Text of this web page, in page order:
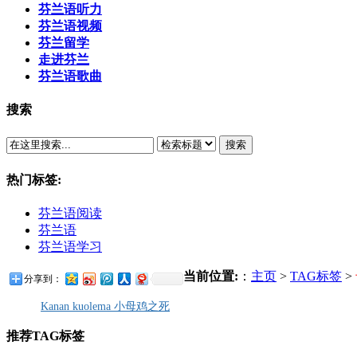
芬兰语听力
芬兰语视频
芬兰留学
走进芬兰
芬兰语歌曲
搜索
搜索
热门标签:
芬兰语阅读
芬兰语
芬兰语学习
分享到： 当前位置: ： 主页 > TAG标签 >
Kanan kuolema 小母鸡之死
推荐TAG标签